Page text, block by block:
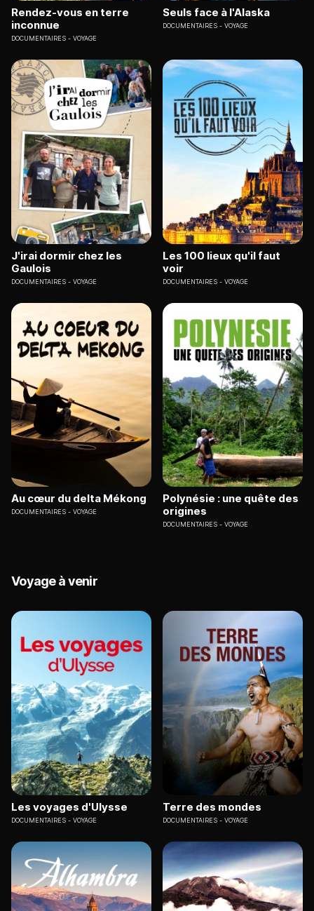
Rendez-vous en terre
inconnue
DOCUMENTAIRES VOYAGE
Seuls face à l'Alaska
DOCUMENTAIRES VOYAGE
J'irai dormir chez les
Gaulois
DOCUMENTAIRES VOYAGE
Les 100 lieux qu'il faut
voir
DOCUMENTAIRES VOYAGE
Au cœur du delta Mékong
DOCUMENTAIRES VOYAGE
Polynésie : une quête des
origines
DOCUMENTAIRES VOYAGE
Voyage à venir
Les voyages d'Ulysse
DOCUMENTAIRES VOYAGE
Terre des mondes
DOCUMENTAIRES VOYAGE